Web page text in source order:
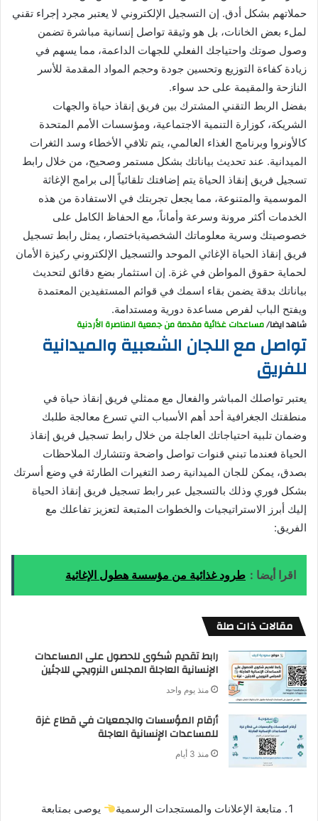
حملاتهم بشكل أدق. إن التسجيل الإلكتروني لا يعتبر مجرد إجراء تقني
لملء بعض الخانات، بل هو وثيقة تواصل إنسانية مباشرة تضمن
وصول صوتك واحتياجك الفعلي للجهات الداعمة، مما يسهم في
زيادة كفاءة التوزيع وتحسين جودة وحجم المواد المقدمة للأسر
النازحة والمقيمة على حد سواء.
بفضل الربط التقني المشترك بين فريق إنقاذ حياة والجهات
الشريكة، كوزارة التنمية الاجتماعية، ومؤسسات الأمم المتحدة
كالأونروا وبرنامج الغذاء العالمي، يتم تلافي الأخطاء وسد الثغرات
الميدانية. عند تحديث بياناتك بشكل مستمر وصحيح، من خلال رابط
تسجيل فريق إنقاذ الحياة يتم إضافتك تلقائياً إلى برامج الإغاثة
الموسمية والمتنوعة، مما يجعل تجربتك في الاستفادة من هذه
الخدمات أكثر مرونة وسرعة وأماناً، مع الحفاظ الكامل على
خصوصيتك وسرية معلوماتك الشخصيةباختصار، يمثل رابط تسجيل
فريق إنقاذ الحياة الإغاثي الموحد والتسجيل الإلكتروني ركيزة الأمان
لحماية حقوق المواطن في غزة. إن استثمار بضع دقائق لتحديث
بياناتك بدقة يضمن بقاء اسمك في قوائم المستفيدين المعتمدة
ويفتح الباب لفرص مساعدة دورية ومستدامة.
شاهد ايضا/مساعدات غذائية مقدمة من جمعية المناصرة الأردنية
تواصل مع اللجان الشعبية والميدانية
للفريق
يعتبر تواصلك المباشر والفعال مع ممثلي فريق إنقاذ حياة في
منطقتك الجغرافية أحد أهم الأسباب التي تسرع معالجة طلبك
وضمان تلبية احتياجاتك العاجلة من خلال رابط تسجيل فريق إنقاذ
الحياة فعندما تبني قنوات تواصل واضحة وتتشارك الملاحظات
بصدق، يمكن للجان الميدانية رصد التغيرات الطارئة في وضع أسرتك
بشكل فوري وذلك بالتسجيل عبر رابط تسجيل فريق إنقاذ الحياة
إليك أبرز الاستراتيجيات والخطوات المتبعة لتعزيز تفاعلك مع
الفريق:
اقرا أيضا : طرود غذائية من مؤسسة هطول الإغاثية
مقالات ذات صلة
رابط تقديم شكوى للحصول على المساعدات
الإنسانية العاجلة المجلس النرويجي للاجئين
منذ يوم واحد
أرقام المؤسسات والجمعيات في قطاع غزة
للمساعدات الإنسانية العاجلة
منذ 3 أيام
متابعة الإعلانات والمستجدات الرسمية
يوصى بمتابعة